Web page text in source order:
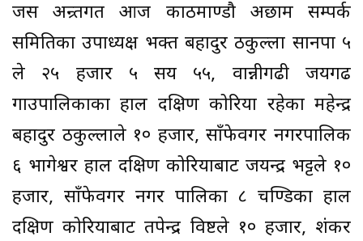
जस अन्र्तगत आज काठमाण्डौ अछाम सम्पर्क
समितिका उपाध्यक्ष भक्त बहादुर ठकुल्ला सानपा ५
ले २५ हजार ५ सय ५५, वान्नीगढी जयगढ
गाउपालिकाका हाल दक्षिण कोरिया रहेका महेन्द्र
बहादुर ठकुल्लाले १० हजार, साँफेवगर नगरपालिक
६ भागेश्वर हाल दक्षिण कोरियाबाट जयन्द्र भट्टले १०
हजार, साँफेवगर नगर पालिका ८ चण्डिका हाल
दक्षिण कोरियाबाट तपेन्द्र विष्टले १० हजार, शंकर